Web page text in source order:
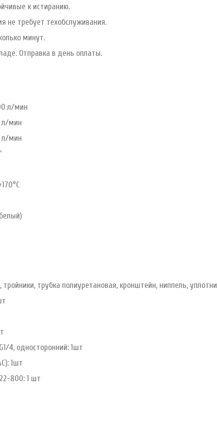
к истиранию.
не требует техобслуживания.
минут.
Отправка в день оплаты.
л/мин
л/мин
л/мин
трубка полиуретановая, кронштейн, ниппель,
4, односторонний: 1шт
1шт
800: 1 шт